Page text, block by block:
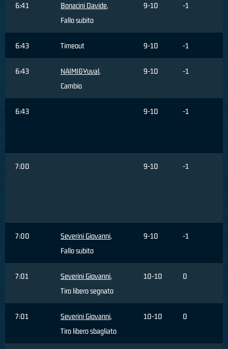
6:41 Bonacini Davide,
Fallo subito
9-10 -1
6:43 Timeout 9-10 -1
6:43 NAIMI&Yuval,
Cambio
9-10 -1
6:43 9-10 -1
7:00 9-10 -1
7:00 Severini Giovanni,
Fallo subito
9-10 -1
7:01 Severini Giovanni,
Tiro libero segnato
10-10 0
7:01 Severini Giovanni,
Tiro libero sbagliato
10-10 0